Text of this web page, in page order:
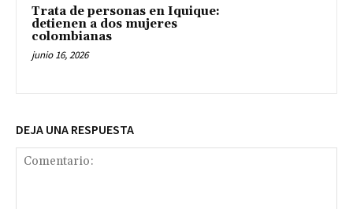
Trata de personas en Iquique:
detienen a dos mujeres
colombianas
junio 16, 2026
DEJA UNA RESPUESTA